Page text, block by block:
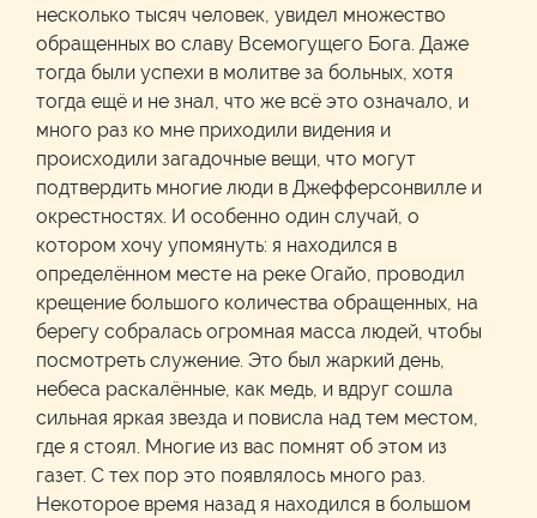
несколько тысяч человек, увидел множество
обращенных во славу Всемогущего Бога. Даже
тогда были успехи в молитве за больных, хотя
тогда ещё и не знал, что же всё это означало, и
много раз ко мне приходили видения и
происходили загадочные вещи, что могут
подтвердить многие люди в Джефферсонвилле и
окрестностях. И особенно один случай, о
котором хочу упомянуть: я находился в
определённом месте на реке Огайо, проводил
крещение большого количества обращенных, на
берегу собралась огромная масса людей, чтобы
посмотреть служение. Это был жаркий день,
небеса раскалённые, как медь, и вдруг сошла
сильная яркая звезда и повисла над тем местом,
где я стоял. Многие из вас помнят об этом из
газет. С тех пор это появлялось много раз.
Некоторое время назад я находился в большом